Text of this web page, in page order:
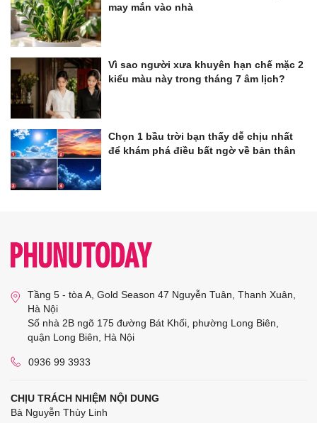
may mắn vào nhà
Vì sao người xưa khuyên hạn chế mặc 2
kiểu màu này trong tháng 7 âm lịch?
Chọn 1 bầu trời bạn thấy dễ chịu nhất
để khám phá điều bất ngờ về bản thân
Tầng 5 - tòa A, Gold Season 47 Nguyễn Tuân, Thanh Xuân,
Hà Nội
Số nhà 2B ngõ 175 đường Bát Khối, phường Long Biên,
quận Long Biên, Hà Nội
0936 99 3933
CHỊU TRÁCH NHIỆM NỘI DUNG
Bà Nguyễn Thùy Linh